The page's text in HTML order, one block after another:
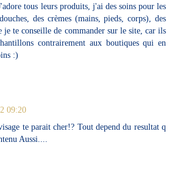
tous leurs produits, j'ai des soins pour les
des crèmes (mains, pieds, corps), des
je te conseille de commander sur le site, car ils
contrairement aux boutiques qui en
:)
09:20
te parait cher!? Tout depend du resultat q
Aussi....